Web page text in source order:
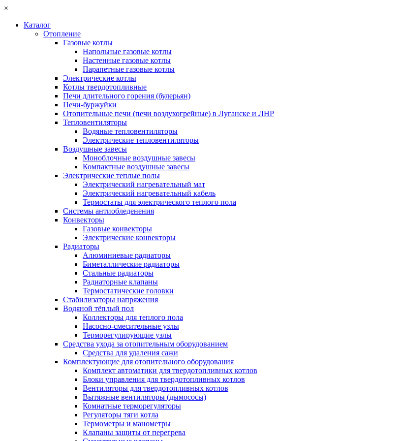
×
Каталог
Отопление
Газовые котлы
Напольные газовые котлы
Настенные газовые котлы
Парапетные газовые котлы
Электрические котлы
Котлы твердотопливные
Печи длительного горения (булерьян)
Печи-буржуйки
Отопительные печи (печи воздухогрейные) в Луганске и ЛНР
Тепловентиляторы
Водяные тепловентиляторы
Электрические тепловентиляторы
Воздушные завесы
Моноблочные воздушные завесы
Компактные воздушные завесы
Электрические теплые полы
Электрический нагревательный мат
Электрический нагревательный кабель
Термостаты для электрического теплого пола
Системы антиобледенения
Конвекторы
Газовые конвекторы
Электрические конвекторы
Радиаторы
Алюминиевые радиаторы
Биметаллические радиаторы
Стальные радиаторы
Радиаторные клапаны
Термостатические головки
Стабилизаторы напряжения
Водяной тёплый пол
Коллекторы для теплого пола
Насосно-смесительные узлы
Терморегулирующие узлы
Средства ухода за отопительным оборудованием
Средства для удаления сажи
Комплектующие для отопительного оборудования
Комплект автоматики для твердотопливных котлов
Блоки управления для твердотопливных котлов
Вентиляторы для твердотопливных котлов
Вытяжные вентиляторы (дымососы)
Комнатные терморегуляторы
Регуляторы тяги котла
Термометры и манометры
Клапаны защиты от перегрева